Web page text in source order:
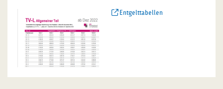
Entgelttabellen